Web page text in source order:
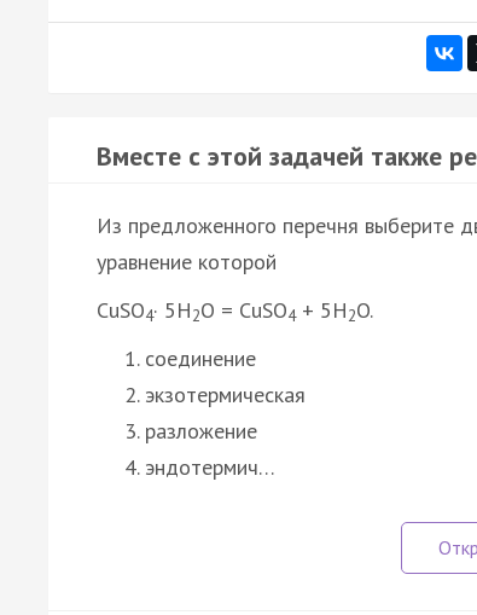
Вместе с этой задачей также
Из предложенного перечня выберите
уравнение которой
CuSO4· 5H2O = CuSO4+ 5H2O.
соединение
экзотермическая
разложение
эндотермич…